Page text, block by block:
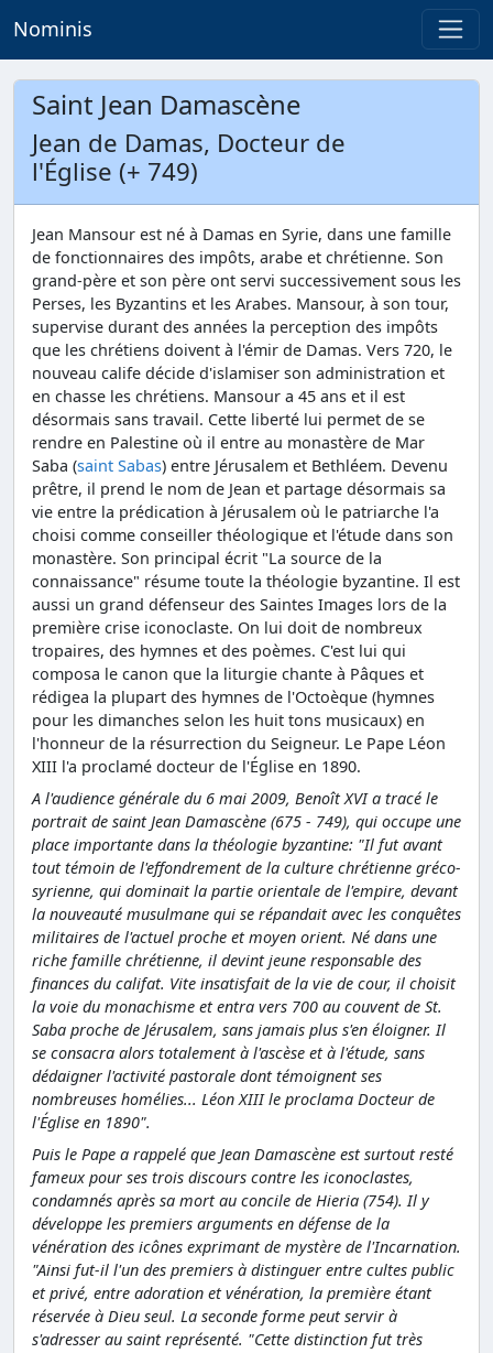
Nominis
Saint Jean Damascène
Jean de Damas, Docteur de
l'Église (+ 749)
Jean Mansour est né à Damas en Syrie, dans une famille
de fonctionnaires des impôts, arabe et chrétienne. Son
grand-père et son père ont servi successivement sous les
Perses, les Byzantins et les Arabes. Mansour, à son tour,
supervise durant des années la perception des impôts
que les chrétiens doivent à l'émir de Damas. Vers 720, le
nouveau calife décide d'islamiser son administration et
en chasse les chrétiens. Mansour a 45 ans et il est
désormais sans travail. Cette liberté lui permet de se
rendre en Palestine où il entre au monastère de Mar
Saba (saint Sabas) entre Jérusalem et Bethléem. Devenu
prêtre, il prend le nom de Jean et partage désormais sa
vie entre la prédication à Jérusalem où le patriarche l'a
choisi comme conseiller théologique et l'étude dans son
monastère. Son principal écrit "La source de la
connaissance" résume toute la théologie byzantine. Il est
aussi un grand défenseur des Saintes Images lors de la
première crise iconoclaste. On lui doit de nombreux
tropaires, des hymnes et des poèmes. C'est lui qui
composa le canon que la liturgie chante à Pâques et
rédigea la plupart des hymnes de l'Octoèque (hymnes
pour les dimanches selon les huit tons musicaux) en
l'honneur de la résurrection du Seigneur. Le Pape Léon
XIII l'a proclamé docteur de l'Église en 1890.
A l'audience générale du 6 mai 2009, Benoît XVI a tracé le
portrait de saint Jean Damascène (675 - 749), qui occupe une
place importante dans la théologie byzantine: "Il fut avant
tout témoin de l'effondrement de la culture chrétienne gréco-
syrienne, qui dominait la partie orientale de l'empire, devant
la nouveauté musulmane qui se répandait avec les conquêtes
militaires de l'actuel proche et moyen orient. Né dans une
riche famille chrétienne, il devint jeune responsable des
finances du califat. Vite insatisfait de la vie de cour, il choisit
la voie du monachisme et entra vers 700 au couvent de St.
Saba proche de Jérusalem, sans jamais plus s'en éloigner. Il
se consacra alors totalement à l'ascèse et à l'étude, sans
dédaigner l'activité pastorale dont témoignent ses
nombreuses homélies... Léon XIII le proclama Docteur de
l'Église en 1890".
Puis le Pape a rappelé que Jean Damascène est surtout resté
fameux pour ses trois discours contre les iconoclastes,
condamnés après sa mort au concile de Hieria (754). Il y
développe les premiers arguments en défense de la
vénération des icônes exprimant de mystère de l'Incarnation.
"Ainsi fut-il l'un des premiers à distinguer entre cultes public
et privé, entre adoration et vénération, la première étant
réservée à Dieu seul. La seconde forme peut servir à
s'adresser au saint représenté. "Cette distinction fut très